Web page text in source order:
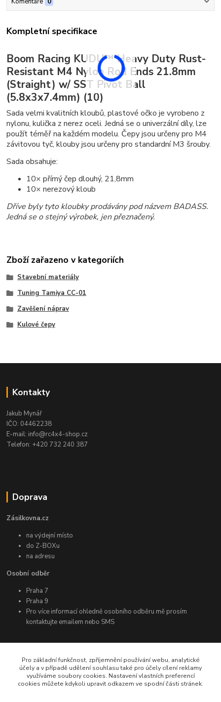
Kompletní specifikace
Boom Racing KUDU™ Heavy Duty Rust-
Resistant M4 Nylon Rod Ends 21.8mm
(Straight) w/ SST Pivot Ball
(5.8x3x7.4mm) (10)
Sada velmi kvalitních kloubů, plastové očko je vyrobeno z
nylonu, kulička z nerez oceli. Jedná se o univerzální díly, lze
použít téměř na každém modelu. Čepy jsou určeny pro M4
závitovou tyč, klouby jsou určeny pro standardní M3 šrouby.
Sada obsahuje:
10× přímý čep dlouhý, 21,8mm
10× nerezový kloub
Dříve byly tyto kloubky prodávány pod názvem BADASS.
Jedná se o stejný výrobek, jen přeznačený.
Zboží zařazeno v kategoriích
Stavební materiály
Tuning Tamiya CC-01
Zavěšení náprav
Kulové čepy
Kontakty
Jakub Mynář
IČO: 04462238
E-mail: info@rc4x4-shop.cz
Telefon: +420 732 240 387
Doprava
Zásilkovna.cz
na výdejní místo
do Z-BOXu
na adresu
Osobní odběr
Praha 7
Praha 9
Pro více informací ohledně osobního odběru mě prosím
kontaktujte emailem nebo SMS
Další informace
Facebook
Instagram
Pro základní funkčnost, zpříjemnění používání webu, analytické
účely a v případě udělení souhlasu také pro účely cílení reklamy
využíváme soubory cookies. Nastavení vlastních preferencí
cookies můžete kdykoli upravit odkazem ve spodní části stránek.